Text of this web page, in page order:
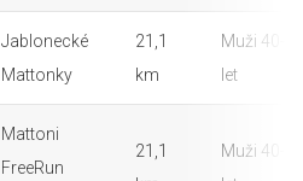
Jablonecké
Mattonky
21,1
km
Muži 40-49
let
Mattoni
FreeRun
21,1
Muži 40-49